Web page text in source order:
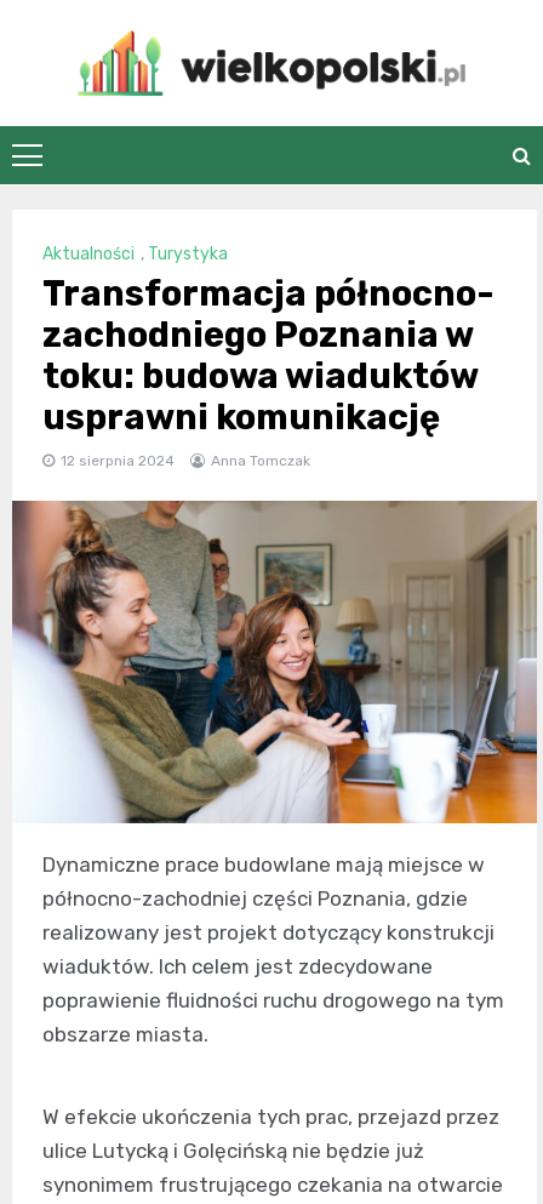
wielkopolski.pl
Aktualności , Turystyka
Transformacja północno-
zachodniego Poznania w
toku: budowa wiaduktów
usprawni komunikację
12 sierpnia 2024 Anna Tomczak
Dynamiczne prace budowlane mają miejsce w
północno-zachodniej części Poznania, gdzie
realizowany jest projekt dotyczący konstrukcji
wiaduktów. Ich celem jest zdecydowane
poprawienie fluidności ruchu drogowego na tym
obszarze miasta.
W efekcie ukończenia tych prac, przejazd przez
ulice Lutycką i Golęcińską nie będzie już
synonimem frustrującego czekania na otwarcie